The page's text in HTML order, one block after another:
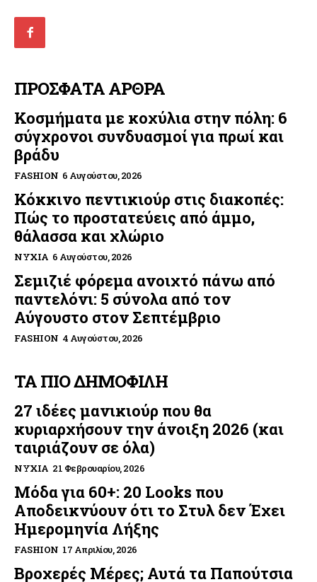
ΠΡΟΣΦΑΤΑ ΑΡΘΡΑ
Κοσμήματα με κοχύλια στην πόλη: 6
σύγχρονοι συνδυασμοί για πρωί και
βράδυ
FASHION 6 Αυγούστου, 2026
Κόκκινο πεντικιούρ στις διακοπές:
Πώς το προστατεύεις από άμμο,
θάλασσα και χλώριο
ΝΎΧΙΑ 6 Αυγούστου, 2026
Σεμιζιέ φόρεμα ανοιχτό πάνω από
παντελόνι: 5 σύνολα από τον
Αύγουστο στον Σεπτέμβριο
FASHION 4 Αυγούστου, 2026
ΤΑ ΠΙΟ ΔΗΜΟΦΙΛΗ
27 ιδέες μανικιούρ που θα
κυριαρχήσουν την άνοιξη 2026 (και
ταιριάζουν σε όλα)
ΝΎΧΙΑ 21 Φεβρουαρίου, 2026
Μόδα για 60+: 20 Looks που
Αποδεικνύουν ότι το Στυλ δεν Έχει
Ημερομηνία Λήξης
FASHION 17 Απριλίου, 2026
Βροχερές Μέρες; Αυτά τα Παπούτσια